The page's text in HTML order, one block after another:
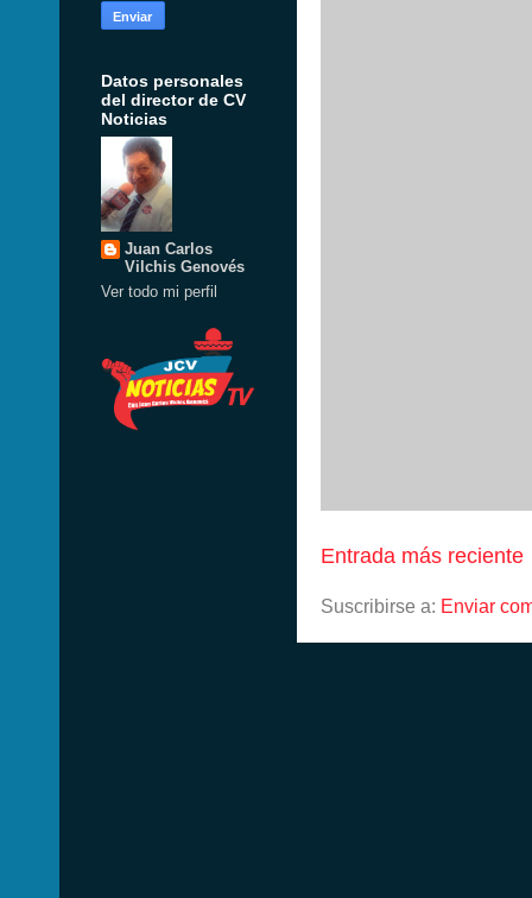
Entrada más reciente
Suscribirse a: Enviar
Datos personales
del director de CV
Noticias
Juan Carlos
Vilchis Genovés
Ver todo mi perfil